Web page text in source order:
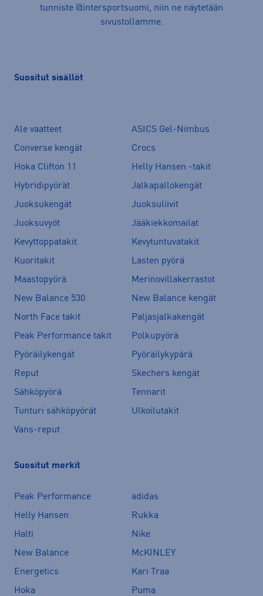
tunniste @intersportsuomi, niin ne näytetään
sivustollamme.
Suositut sisällöt
Ale vaatteet
ASICS Gel-Nimbus
Converse kengät
Crocs
Hoka Clifton 11
Helly Hansen -takit
Hybridipyörät
Jalkapallokengät
Juoksukengät
Juoksuliivit
Juoksuvyöt
Jääkiekkomailat
Kevyttoppatakit
Kevytuntuvatakit
Kuoritakit
Lasten pyörä
Maastopyörä
Merinovillakerrastot
New Balance 530
New Balance kengät
North Face takit
Paljasjalkakengät
Peak Performance takit
Polkupyörä
Pyöräilykengät
Pyöräilykypärä
Reput
Skechers kengät
Sähköpyörä
Tennarit
Tunturi sähköpyörät
Ulkoilutakit
Vans-reput
Suositut merkit
Peak Performance
adidas
Helly Hansen
Rukka
Halti
Nike
New Balance
McKINLEY
Energetics
Kari Traa
Hoka
Puma